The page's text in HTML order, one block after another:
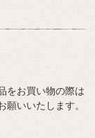
をお買い物の際は
いいたします。